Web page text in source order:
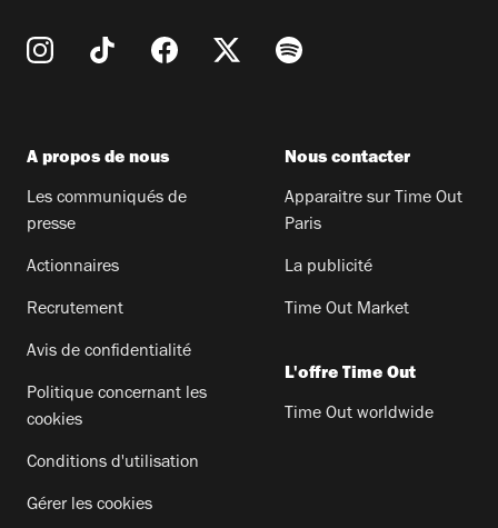
A propos de nous
Les communiqués de
presse
Actionnaires
Recrutement
Avis de confidentialité
Politique concernant les
cookies
Conditions d'utilisation
Gérer les cookies
Nous contacter
Apparaitre sur Time Out
Paris
La publicité
Time Out Market
L'offre Time Out
Time Out worldwide